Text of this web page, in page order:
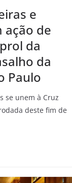
e
ação de
da
da
Paulo
se unem à Cruz
deste fim de